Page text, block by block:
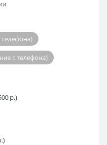
телефона)
с телефона)
р.)